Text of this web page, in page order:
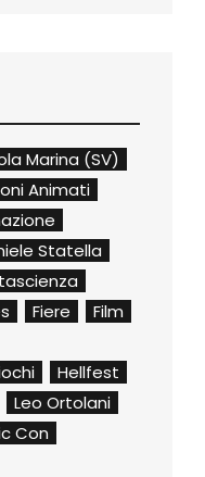
Marina (SV)
Animati
Statella
Fiere
Film
Hellfest
Leo Ortolani
Con